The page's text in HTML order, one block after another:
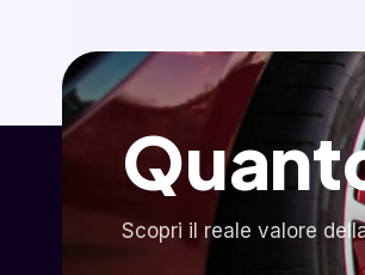
Scopri il reale valore